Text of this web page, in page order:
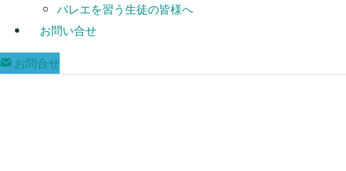
バレエを習う生徒の皆様へ
お問い合せ
お問合せ